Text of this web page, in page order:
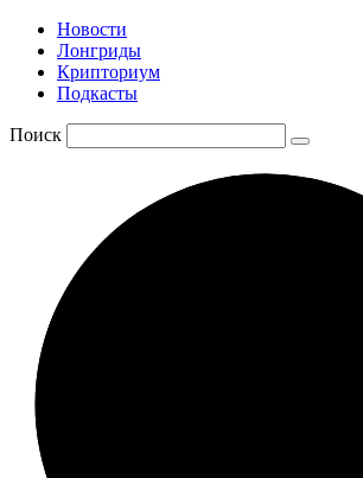
Новости
Лонгриды
Крипториум
Подкасты
Поиск